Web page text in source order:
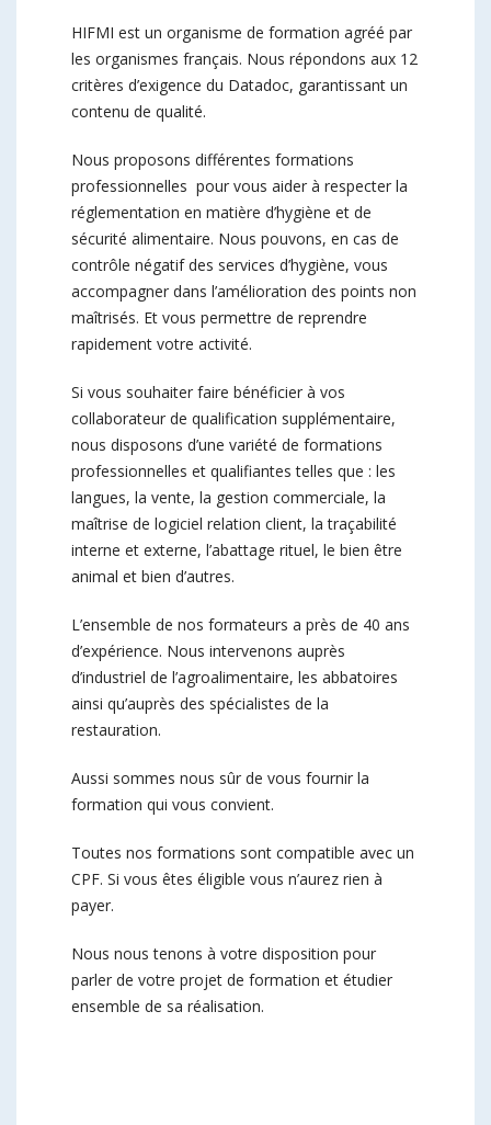
HIFMI est un organisme de formation agréé par
les organismes français. Nous répondons aux 12
critères d’exigence du Datadoc, garantissant un
contenu de qualité.
Nous proposons différentes formations
professionnelles pour vous aider à respecter la
réglementation en matière d’hygiène et de
sécurité alimentaire. Nous pouvons, en cas de
contrôle négatif des services d’hygiène, vous
accompagner dans l’amélioration des points non
maîtrisés. Et vous permettre de reprendre
rapidement votre activité.
Si vous souhaiter faire bénéficier à vos
collaborateur de qualification supplémentaire,
nous disposons d’une variété de formations
professionnelles et qualifiantes telles que : les
langues, la vente, la gestion commerciale, la
maîtrise de logiciel relation client, la traçabilité
interne et externe, l’abattage rituel, le bien être
animal et bien d’autres.
L’ensemble de nos formateurs a près de 40 ans
d’expérience. Nous intervenons auprès
d’industriel de l’agroalimentaire, les abbatoires
ainsi qu’auprès des spécialistes de la
restauration.
Aussi sommes nous sûr de vous fournir la
formation qui vous convient.
Toutes nos formations sont compatible avec un
CPF. Si vous êtes éligible vous n’aurez rien à
payer.
Nous nous tenons à votre disposition pour
parler de votre projet de formation et étudier
ensemble de sa réalisation.